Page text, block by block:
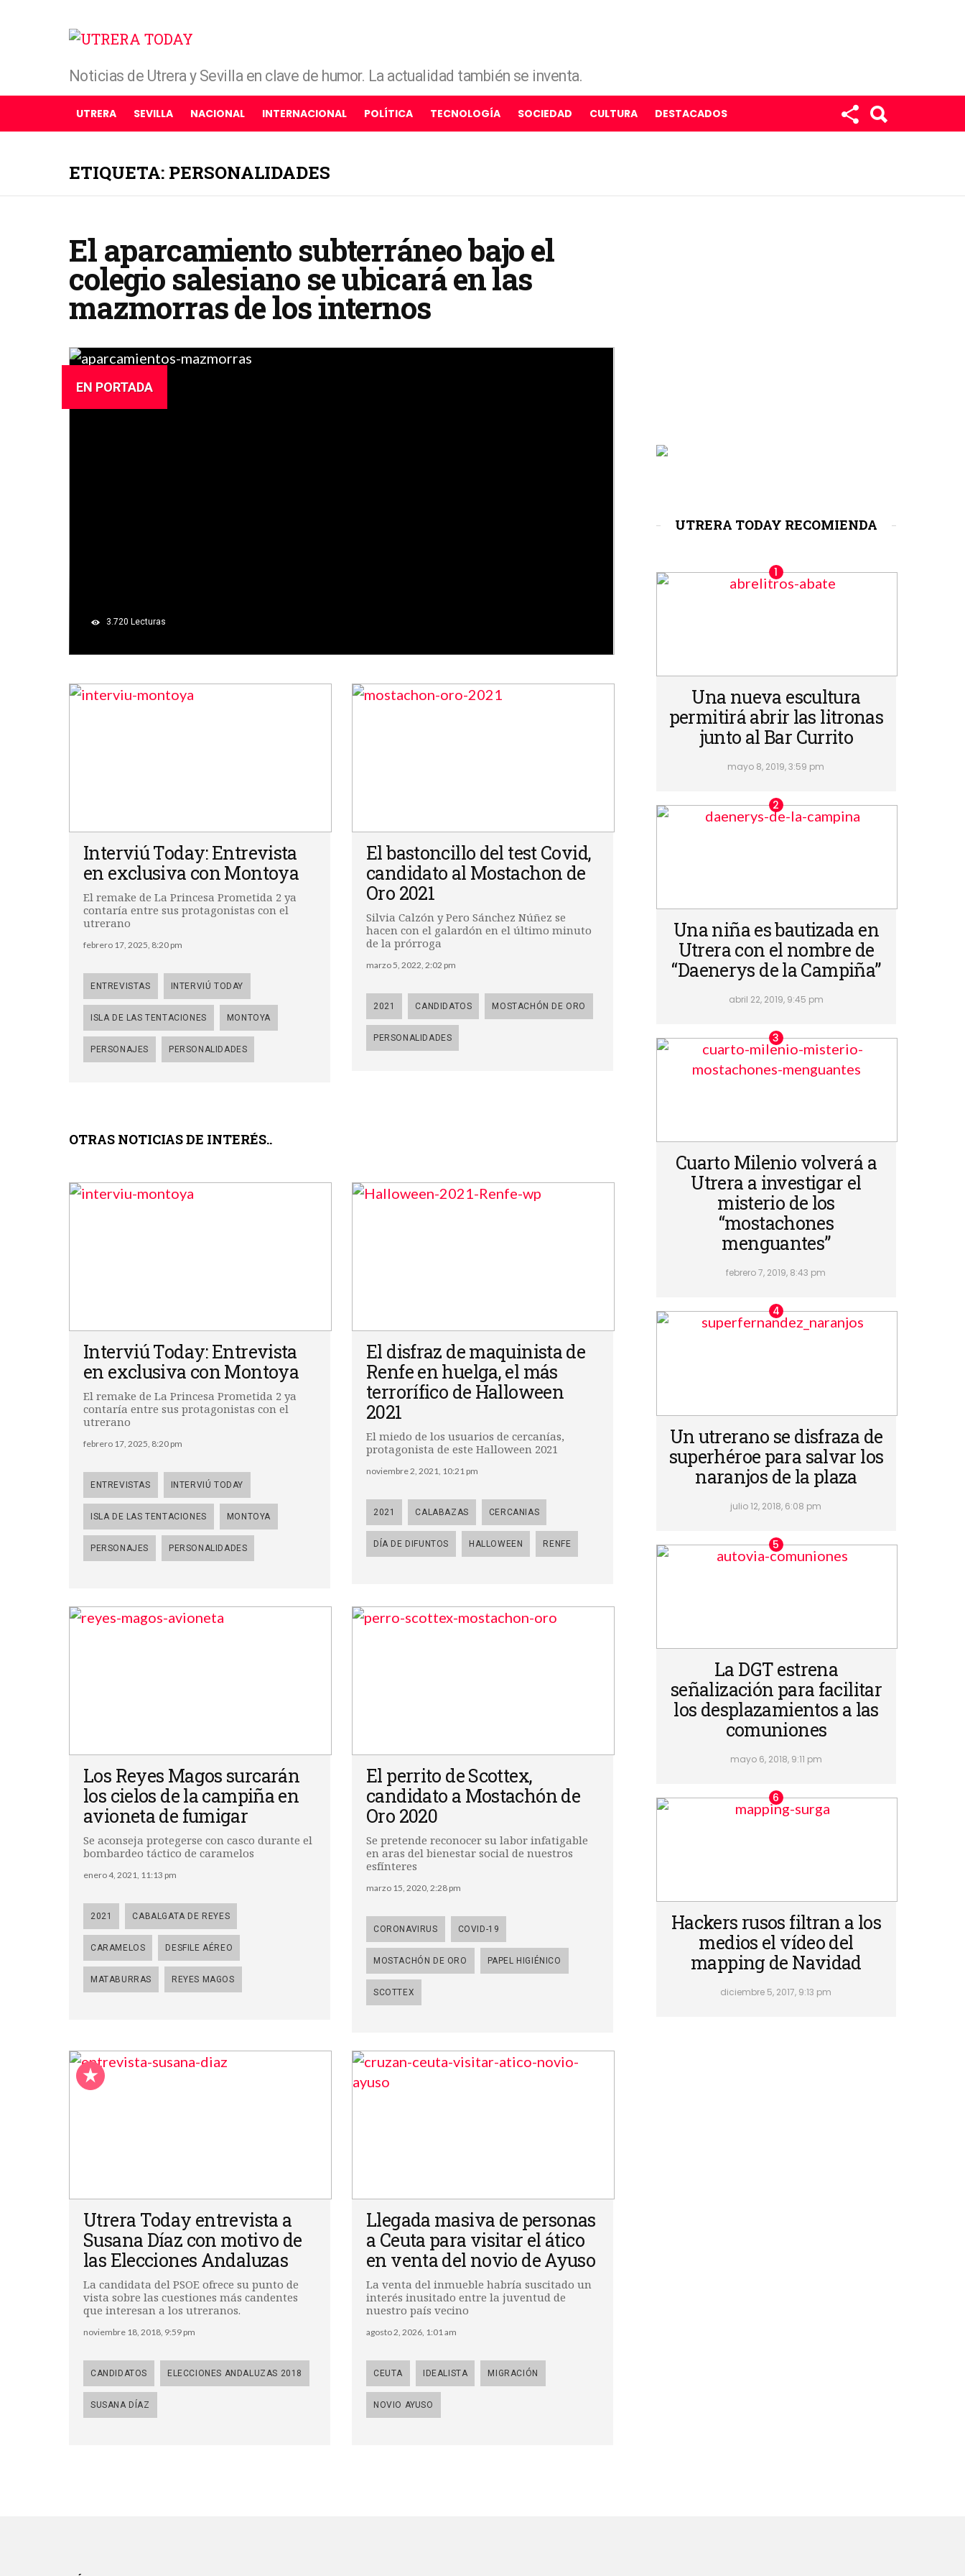
Noticias de Utrera y Sevilla en clave de humor. La actualidad también se inventa.
UTRERA SEVILLA NACIONAL INTERNACIONAL POLÍTICA TECNOLOGÍA SOCIEDAD CULTURA DESTACADOS
ETIQUETA: PERSONALIDADES
El aparcamiento subterráneo bajo el
colegio salesiano se ubicará en las
mazmorras de los internos
EN PORTADA
3.720 Lecturas
Interviú Today: Entrevista
en exclusiva con Montoya
El remake de La Princesa Prometida 2 ya
contaría entre sus protagonistas con el
utrerano
febrero 17, 2025, 8:20 pm
ENTREVISTAS INTERVIÚ TODAY
ISLA DE LAS TENTACIONES MONTOYA
PERSONAJES PERSONALIDADES
El bastoncillo del test Covid,
candidato al Mostachon de
Oro 2021
Silvia Calzón y Pero Sánchez Núñez se
hacen con el galardón en el último minuto
de la prórroga
marzo 5, 2022, 2:02 pm
2021 CANDIDATOS MOSTACHÓN DE ORO
PERSONALIDADES
OTRAS NOTICIAS DE INTERÉS..
Interviú Today: Entrevista
en exclusiva con Montoya
El remake de La Princesa Prometida 2 ya
contaría entre sus protagonistas con el
utrerano
febrero 17, 2025, 8:20 pm
ENTREVISTAS INTERVIÚ TODAY
ISLA DE LAS TENTACIONES MONTOYA
PERSONAJES PERSONALIDADES
El disfraz de maquinista de
Renfe en huelga, el más
terrorífico de Halloween
2021
El miedo de los usuarios de cercanías,
protagonista de este Halloween 2021
noviembre 2, 2021, 10:21 pm
2021 CALABAZAS CERCANIAS
DÍA DE DIFUNTOS HALLOWEEN RENFE
Los Reyes Magos surcarán
los cielos de la campiña en
avioneta de fumigar
Se aconseja protegerse con casco durante el
bombardeo táctico de caramelos
enero 4, 2021, 11:13 pm
2021 CABALGATA DE REYES
CARAMELOS DESFILE AÉREO
MATABURRAS REYES MAGOS
El perrito de Scottex,
candidato a Mostachón de
Oro 2020
Se pretende reconocer su labor infatigable
en aras del bienestar social de nuestros
esfínteres
marzo 15, 2020, 2:28 pm
CORONAVIRUS COVID-19
MOSTACHÓN DE ORO PAPEL HIGIÉNICO
SCOTTEX
Utrera Today entrevista a
Susana Díaz con motivo de
las Elecciones Andaluzas
La candidata del PSOE ofrece su punto de
vista sobre las cuestiones más candentes
que interesan a los utreranos.
noviembre 18, 2018, 9:59 pm
CANDIDATOS ELECCIONES ANDALUZAS 2018
SUSANA DÍAZ
Llegada masiva de personas
a Ceuta para visitar el ático
en venta del novio de Ayuso
La venta del inmueble habría suscitado un
interés inusitado entre la juventud de
nuestro país vecino
agosto 2, 2026, 1:01 am
CEUTA IDEALISTA MIGRACIÓN
NOVIO AYUSO
UTRERA TODAY RECOMIENDA
Una nueva escultura
permitirá abrir las litronas
junto al Bar Currito
mayo 8, 2019, 3:59 pm
Una niña es bautizada en
Utrera con el nombre de
“Daenerys de la Campiña”
abril 22, 2019, 9:45 pm
Cuarto Milenio volverá a
Utrera a investigar el
misterio de los
“mostachones
menguantes”
febrero 7, 2019, 8:43 pm
Un utrerano se disfraza de
superhéroe para salvar los
naranjos de la plaza
julio 12, 2018, 6:08 pm
La DGT estrena
señalización para facilitar
los desplazamientos a las
comuniones
mayo 6, 2018, 9:11 pm
Hackers rusos filtran a los
medios el vídeo del
mapping de Navidad
diciembre 5, 2017, 9:13 pm